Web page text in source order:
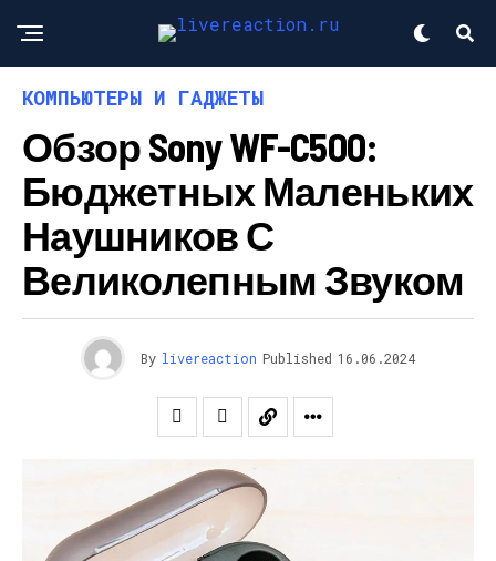
КОМПЬЮТЕРЫ И ГАДЖЕТЫ
Обзор Sony WF-C500:
Бюджетных Маленьких
Наушников С
Великолепным Звуком
By livereaction Published 16.06.2024